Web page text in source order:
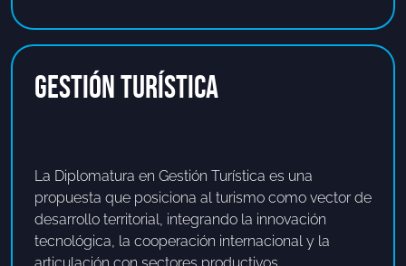
Gestión Turística
La Diplomatura en Gestión Turística es una
propuesta que posiciona al turismo como vector de
desarrollo territorial, integrando la innovación
tecnológica, la cooperación internacional y la